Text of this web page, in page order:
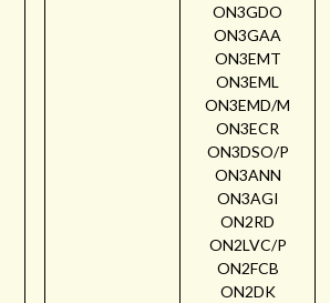
ON3GDO
ON3GAA
ON3EMT
ON3EML
ON3EMD/M
ON3ECR
ON3DSO/P
ON3ANN
ON3AGI
ON2RD
ON2LVC/P
ON2FCB
ON2DK